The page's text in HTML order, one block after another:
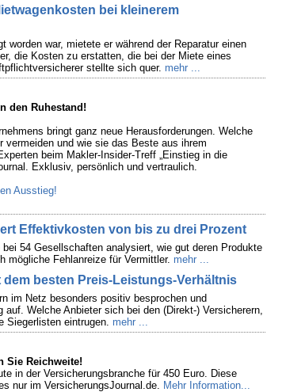
bei kleinerem
worden war, mietete er während der Reparatur einen
die Kosten zu erstatten, die bei der Miete eines
stellte sich quer. mehr ...
den Ruhestand!
bringt ganz neue Herausforderungen. Welche
vermeiden und wie sie das Beste aus ihrem
beim Makler-Insider-Treff „Einstieg in die
Exklusiv, persönlich und vertraulich.
Ausstieg!
Effektivkosten von bis zu drei Prozent
54 Gesellschaften analysiert, wie gut deren Produkte
mögliche Fehlanreize für Vermittler. mehr ...
besten Preis-Leistungs-Verhältnis
im Netz besonders positiv besprochen und
Welche Anbieter sich bei den (Direkt-) Versicherern,
Siegerlisten eintrugen. mehr ...
Sie Reichweite!
in der Versicherungsbranche für 450 Euro. Diese
nur im VersicherungsJournal.de. Mehr Information...